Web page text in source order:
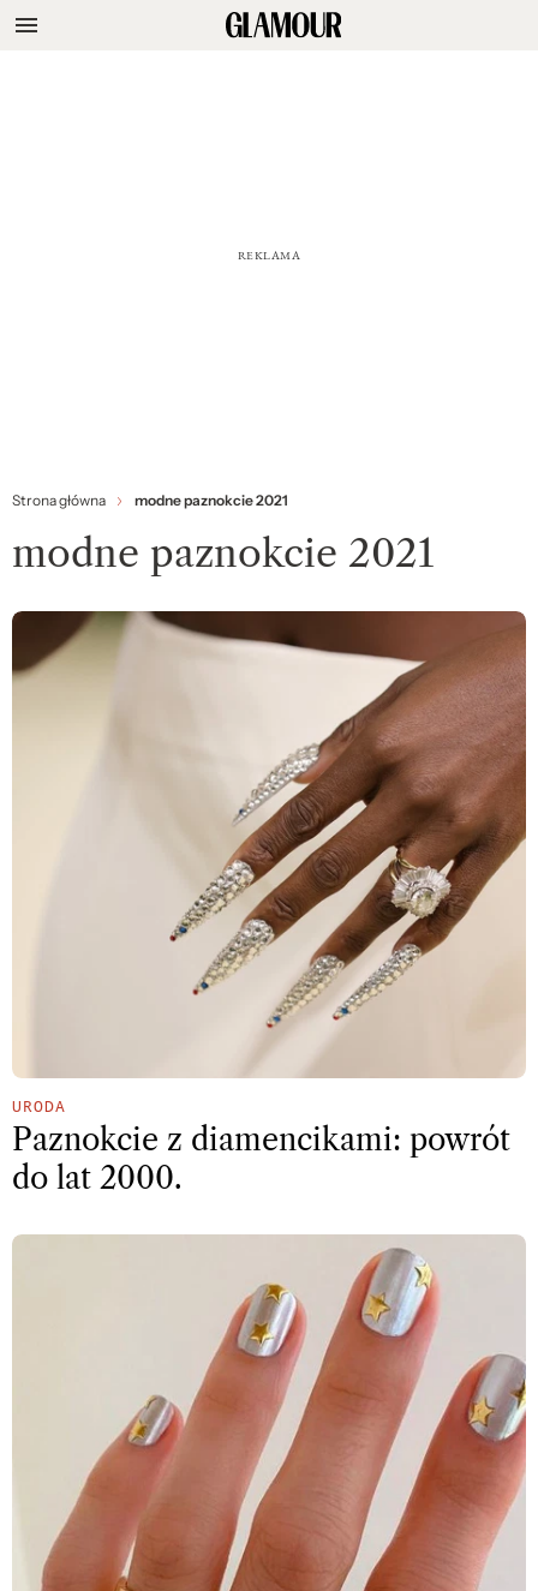
Strona główna modne paznokcie 2021
modne paznokcie 2021
URODA
Paznokcie z diamencikami: powrót
do lat 2000.